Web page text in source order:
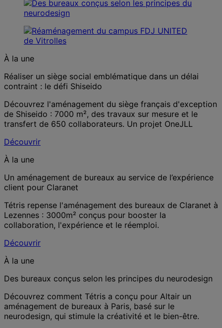
À la une
Réaliser un siège social emblématique dans un délai
contraint : le défi Shiseido
Découvrez l'aménagement du siège français d'exception
de Shiseido : 7000 m², des travaux sur mesure et le
transfert de 650 collaborateurs. Un projet OneJLL
Découvrir
À la une
Un aménagement de bureaux au service de l’expérience
client pour Claranet
Tétris repense l'aménagement des bureaux de Claranet à
Lezennes : 3000m² conçus pour booster la
collaboration, l'expérience et le réemploi.
Découvrir
À la une
Des bureaux conçus selon les principes du neurodesign
Découvrez comment Tétris a conçu pour Altair un
aménagement de bureaux à Paris, basé sur le
neurodesign, qui stimule la créativité et le bien-être.